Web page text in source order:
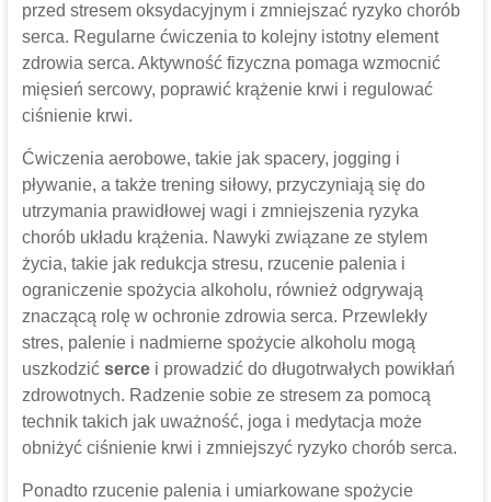
przed stresem oksydacyjnym i zmniejszać ryzyko chorób
serca. Regularne ćwiczenia to kolejny istotny element
zdrowia serca. Aktywność fizyczna pomaga wzmocnić
mięsień sercowy, poprawić krążenie krwi i regulować
ciśnienie krwi.
Ćwiczenia aerobowe, takie jak spacery, jogging i
pływanie, a także trening siłowy, przyczyniają się do
utrzymania prawidłowej wagi i zmniejszenia ryzyka
chorób układu krążenia. Nawyki związane ze stylem
życia, takie jak redukcja stresu, rzucenie palenia i
ograniczenie spożycia alkoholu, również odgrywają
znaczącą rolę w ochronie zdrowia serca. Przewlekły
stres, palenie i nadmierne spożycie alkoholu mogą
uszkodzić sercei prowadzić do długotrwałych powikłań
zdrowotnych. Radzenie sobie ze stresem za pomocą
technik takich jak uważność, joga i medytacja może
obniżyć ciśnienie krwi i zmniejszyć ryzyko chorób serca.
Ponadto rzucenie palenia i umiarkowane spożycie